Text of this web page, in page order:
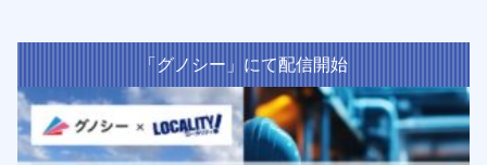
「グノシー」にて配信開始